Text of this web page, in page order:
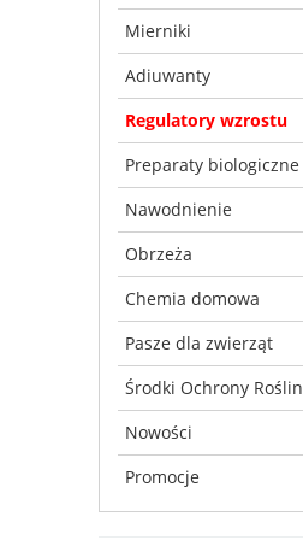
Mierniki
Adiuwanty
Regulatory wzrostu
Preparaty biologiczne
Nawodnienie
Obrzeża
Chemia domowa
Pasze dla zwierząt
Środki Ochrony Roślin
Nowości
Promocje